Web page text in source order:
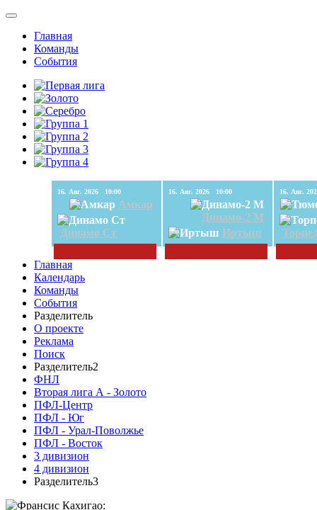
Главная
Команды
События
16. Авг. 2026 10:00
Амкар
Динамо Ст
16. Авг. 2026 10:00
Динамо-2 М
Иртыш
Главная
Календарь
Команды
События
Разделитель
О проекте
Реклама
Поиск
Разделитель2
ФНЛ
Вторая лига А - Золото
ПФЛ-Центр
ПФЛ - Юг
ПФЛ - Урал-Поволжье
ПФЛ - Восток
3 дивизион
4 дивизион
Разделитель3